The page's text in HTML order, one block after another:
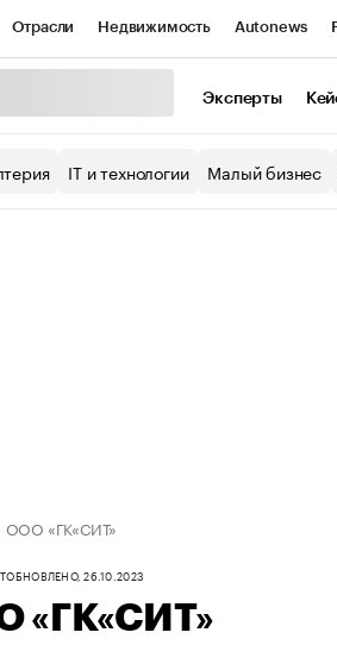
Отрасли Недвижимость Autonews
Эксперты
IT и технологии Малый бизнес
ООО «ГК«СИТ»
ОБНОВЛЕНО, 26.10.2023
«ГК«СИТ»